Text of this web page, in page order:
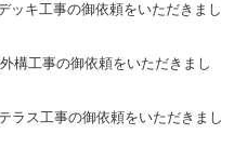
ッキ工事の御依頼をいただきまし
構工事の御依頼をいただきまし
ラス工事の御依頼をいただきまし